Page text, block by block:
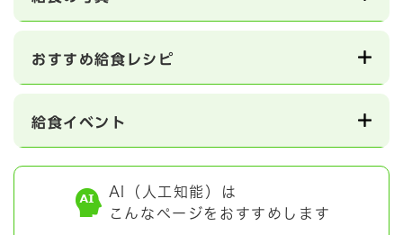
おすすめ給食レシピ
給食イベント
AI（人工知能）は
こんなページをおすすめします